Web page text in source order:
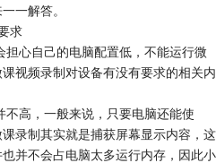
一解答。
求
心自己的电脑配置低，不能运行微
视频录制对设备有没有要求的相关内
高，一般来说，只要电脑还能使
录制其实就是捕获屏幕显示内容，这
并不会占电脑太多运行内存，因此小